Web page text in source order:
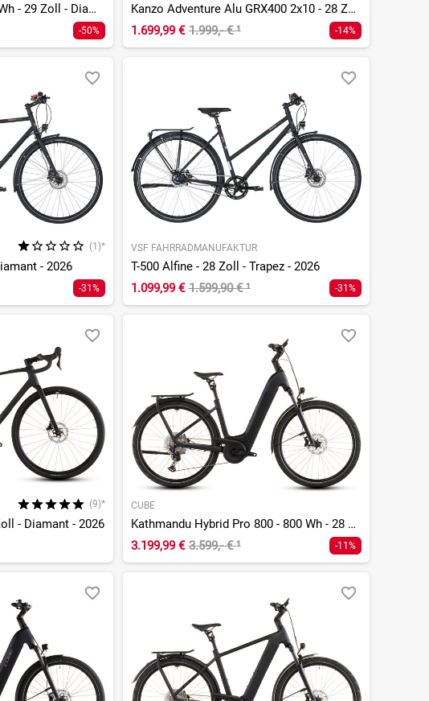
Swype 2.0 HT EQ - 625 Wh - 29 Zoll - Diamant
-50%
Kanzo Adventure Alu GRX400 2x10 - 28 Zoll - Diamant - 2026
1.699,99 € 1.999,- €¹ -14%
(1)*
- 2026
-31%
VSF FAHRRADMANUFAKTUR
T-500 Alfine - 28 Zoll - Trapez - 2026
1.099,99 € 1.599,90 €¹ -31%
(9)*
- Diamant - 2026
CUBE
Kathmandu Hybrid Pro 800 - 800 Wh - 28 Zoll - Tiefeinsteiger - 2026
3.199,99 € 3.599,- €¹ -11%